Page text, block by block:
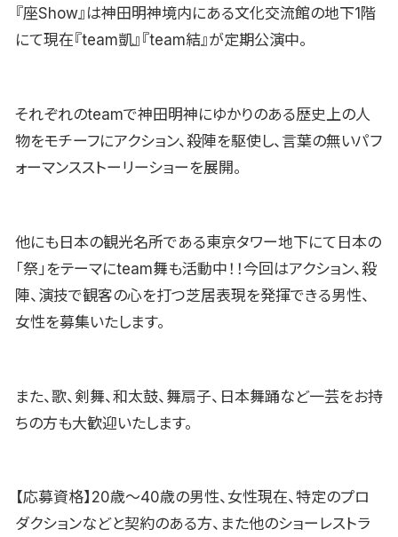
『座Show』は神田明神境内にある文化交流館の地下1階
にて現在『team凱』『team結』が定期公演中。
それぞれのteamで神田明神にゆかりのある歴史上の人
物をモチーフにアクション、殺陣を駆使し、言葉の無いパフ
ォーマンスストーリーショーを展開。
他にも日本の観光名所である東京タワー地下にて日本の
「祭」をテーマにteam舞も活動中！！今回はアクション、殺
陣、演技で観客の心を打つ芝居表現を発揮できる男性、
女性を募集いたします。
また、歌、剣舞、和太鼓、舞扇子、日本舞踊など一芸をお持
ちの方も大歓迎いたします。
【応募資格】20歳〜40歳の男性、女性現在、特定のプロ
ダクションなどと契約のある方、また他のショーレストラ